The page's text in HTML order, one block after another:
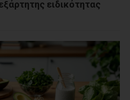
ειδικότητας